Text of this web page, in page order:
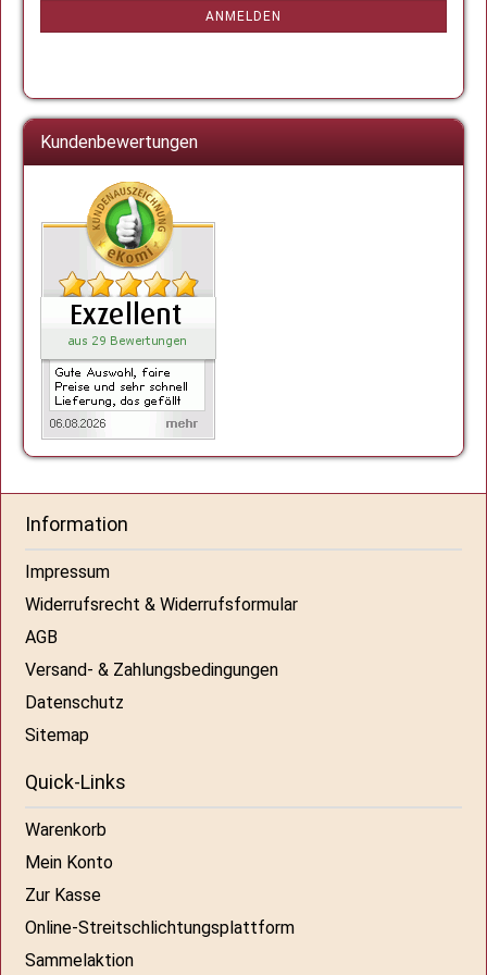
ANMELDEN
Kundenbewertungen
Information
Impressum
Widerrufsrecht & Widerrufsformular
AGB
Versand- & Zahlungsbedingungen
Datenschutz
Sitemap
Quick-Links
Warenkorb
Mein Konto
Zur Kasse
Online-Streitschlichtungsplattform
Sammelaktion